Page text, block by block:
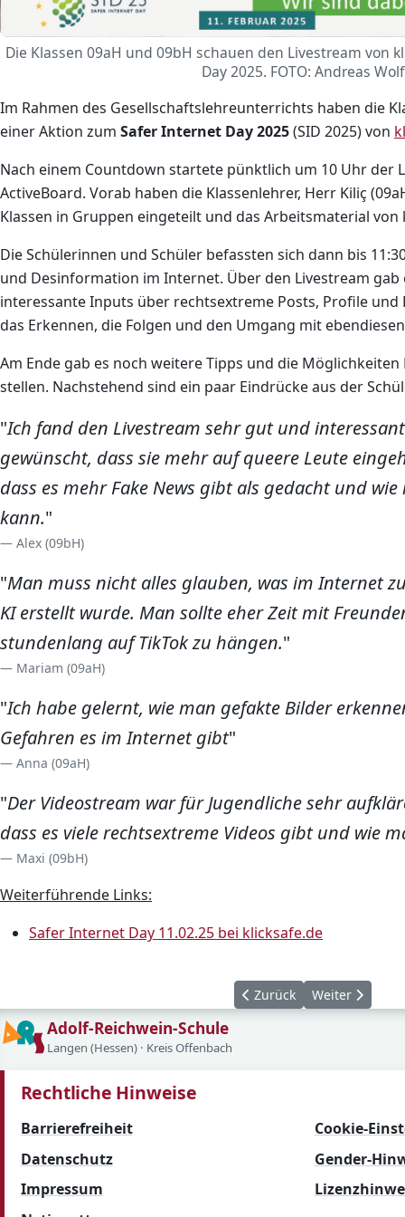
Die Klassen 09aH und 09bH schauen den Livestream von
Day 2025. FOTO: Andreas Wolf
Im Rahmen des Gesellschaftslehreunterrichts haben die
einer Aktion zum Safer Internet Day 2025(SID 2025) von
Nach einem Countdown startete pünktlich um 10 Uhr der
ActiveBoard. Vorab haben die Klassenlehrer, Herr Kiliç
Klassen in Gruppen eingeteilt und das Arbeitsmaterial von
Die Schülerinnen und Schüler befassten sich dann bis
und Desinformation im Internet. Über den Livestream
interessante Inputs über rechtsextreme Posts, Profile und
das Erkennen, die Folgen und den Umgang mit
Am Ende gab es noch weitere Tipps und die Möglichkeiten
stellen. Nachstehend sind ein paar Eindrücke aus der
"Ich fand den Livestream sehr gut und
gewünscht, dass sie mehr auf queere Leute
dass es mehr Fake News gibt als gedacht und
kann."
Alex (09bH)
"Man muss nicht alles glauben, was im Internet
KI erstellt wurde. Man sollte eher Zeit mit
stundenlang auf TikTok zu hängen."
Mariam (09aH)
"Ich habe gelernt, wie man gefakte Bilder
Gefahren es im Internet gibt"
Anna (09aH)
"Der Videostream war für Jugendliche sehr
dass es viele rechtsextreme Videos gibt und wie
Maxi (09bH)
Weiterführende Links:
Safer Internet Day 11.02.25 bei klicksafe.de(öffnet in
Vorheriger Beitrag: Weg
Zurück Nächster
Weiter
Adolf-Reichwein-Schule
Langen (Hessen) · Kreis Offenbach
Rechtliche Hinweise
Barrierefreiheit
Cookie-
Datenschutz
Gender-
Impressum